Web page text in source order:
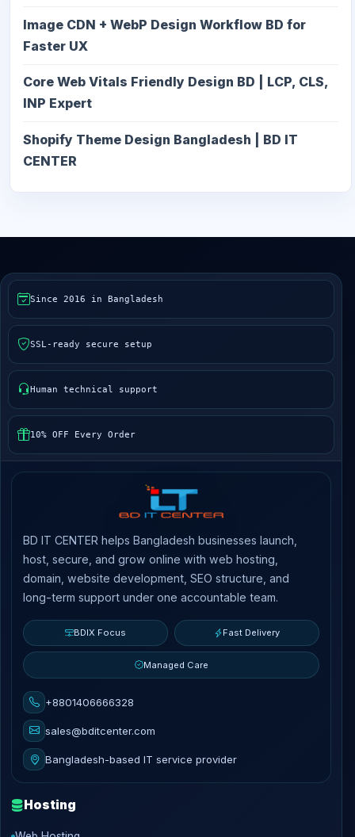
Image CDN + WebP Design Workflow BD for
Faster UX
Core Web Vitals Friendly Design BD | LCP, CLS,
INP Expert
Shopify Theme Design Bangladesh | BD IT
CENTER
Since 2016 in Bangladesh
SSL-ready secure setup
Human technical support
10% OFF Every Order
BD IT CENTER helps Bangladesh businesses launch,
host, secure, and grow online with web hosting,
domain, website development, SEO structure, and
long-term support under one accountable team.
BDIX Focus Fast Delivery
Managed Care
+8801406666328
sales@bditcenter.com
Bangladesh-based IT service provider
Hosting